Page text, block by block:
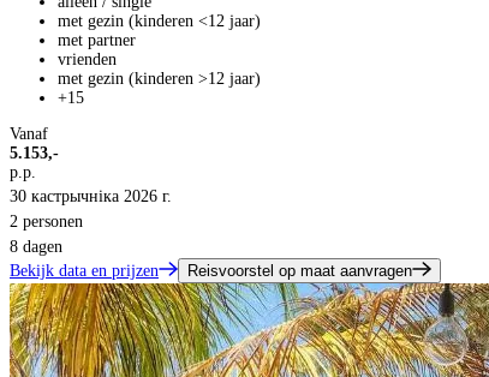
met gezin (kinderen <12 jaar)
met partner
vrienden
met gezin (kinderen >12 jaar)
+15
Vanaf
5.153,-
p.p.
30 кастрычніка 2026 г.
2 personen
8 dagen
Bekijk data en prijzen
Reisvoorstel op maat aanvragen